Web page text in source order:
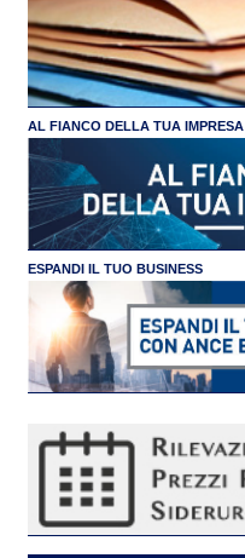
AL FIANCO DELLA TUA IMPRESA
ESPANDI IL TUO BUSINESS